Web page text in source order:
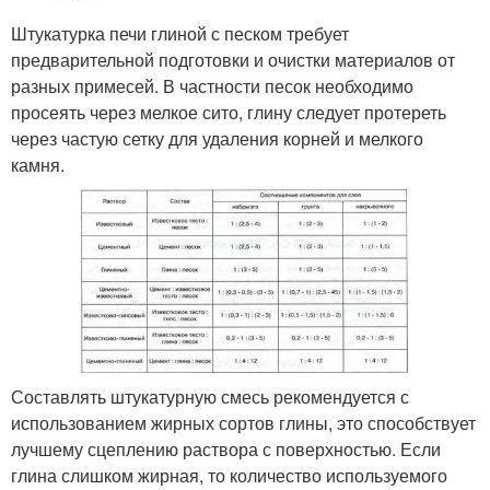
Штукатурка печи глиной с песком требует
предварительной подготовки и очистки материалов от
разных примесей. В частности песок необходимо
просеять через мелкое сито, глину следует протереть
через частую сетку для удаления корней и мелкого
камня.
Составлять штукатурную смесь рекомендуется с
использованием жирных сортов глины, это способствует
лучшему сцеплению раствора с поверхностью. Если
глина слишком жирная, то количество используемого